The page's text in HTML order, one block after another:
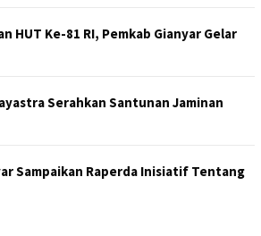
HUT Ke-81 RI, Pemkab Gianyar Gelar
Serahkan Santunan Jaminan
Sampaikan Raperda Inisiatif Tentang